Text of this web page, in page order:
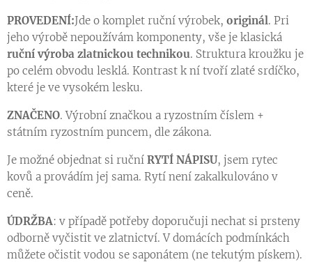
PROVEDENÍ:Jde o komplet ruční výrobek, originál. Pri
jeho výrobě nepoužívám komponenty, vše je klasická
ruční výroba zlatnickou technikou. Struktura kroužku je
po celém obvodu lesklá. Kontrast k ní tvoří zlaté srdíčko,
které je ve vysokém lesku.
ZNAČENO. Výrobní značkou a ryzostním číslem +
státním ryzostním puncem, dle zákona.
Je možné objednat si ruční RYTÍ NÁPISU, jsem rytec
kovů a provádím jej sama. Rytí není zakalkulováno v
ceně.
ÚDRŽBA: v případě potřeby doporučuji nechat si prsteny
odborně vyčistit ve zlatnictví. V domácích podmínkách
můžete očistit vodou se saponátem (ne tekutým pískem).